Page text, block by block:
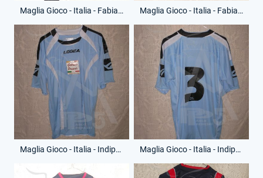
Maglia Gioco - Italia - Fabiano - Anno 2007 - 1 - (Fronte) Maglia Gioco - Italia - Fabiano - Anno 2007 - 1 - (Retro)
Maglia Gioco - Italia - Indipendiente - Anno 2007 - 3 - (Fronte) Maglia Gioco - Italia - Indipendiente - Anno 2007 - 3 - (Retro)